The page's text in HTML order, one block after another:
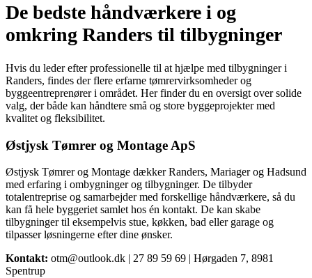
De bedste håndværkere i og
omkring Randers til tilbygninger
Hvis du leder efter professionelle til at hjælpe med tilbygninger i
Randers, findes der flere erfarne tømrervirksomheder og
byggeentreprenører i området. Her finder du en oversigt over solide
valg, der både kan håndtere små og store byggeprojekter med
kvalitet og fleksibilitet.
Østjysk Tømrer og Montage ApS
Østjysk Tømrer og Montage dækker Randers, Mariager og Hadsund
med erfaring i ombygninger og tilbygninger. De tilbyder
totalentreprise og samarbejder med forskellige håndværkere, så du
kan få hele byggeriet samlet hos én kontakt. De kan skabe
tilbygninger til eksempelvis stue, køkken, bad eller garage og
tilpasser løsningerne efter dine ønsker.
Kontakt: otm@outlook.dk | 27 89 59 69 | Hørgaden 7, 8981
Spentrup